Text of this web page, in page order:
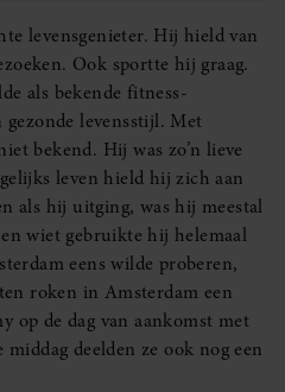
levensgenieter. Hij hield van
Ook sportte hij graag.
als bekende fitness-
levensstijl. Met
bekend. Hij was zo’n lieve
leven hield hij zich aan
als hij uitging, was hij meestal
wiet gebruikte hij helemaal
eens wilde proberen,
roken in Amsterdam een
op de dag van aankomst met
deelden ze ook nog een